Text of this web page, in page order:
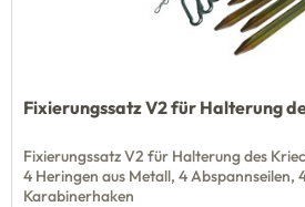
Fixierungssatz V2 für Halterung
Fixierungssatz V2 für Halterung des
4 Heringen aus Metall, 4 Abspannseilen,
Karabinerhaken